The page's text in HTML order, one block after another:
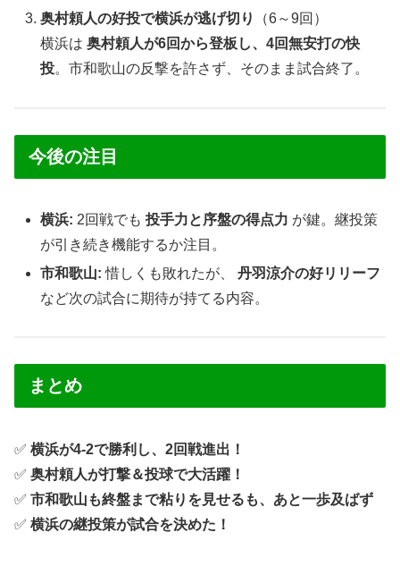
奥村頼人の好投で横浜が逃げ切り
（6～9回）
横浜は奥村頼人が6回から登板し、4回無安打の快
投。市和歌山の反撃を許さず、そのまま試合終了。
今後の注目
横浜: 2回戦でも投手力と序盤の得点力 が鍵。継投策
が引き続き機能するか注目。
市和歌山: 惜しくも敗れたが、丹羽涼介の好リリーフ
など次の試合に期待が持てる内容。
まとめ
✅ 横浜が4-2で勝利し、2回戦進出！
✅ 奥村頼人が打撃＆投球で大活躍！
✅ 市和歌山も終盤まで粘りを見せるも、あと一歩及ばず
✅ 横浜の継投策が試合を決めた！